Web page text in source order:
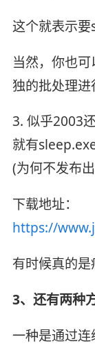
这个就表示要
当然，你也
独的批处理进
3. 似乎2003
就有
(为何不发布
下载地址：
https://
有时候真的
3、还有两种
一种是通过